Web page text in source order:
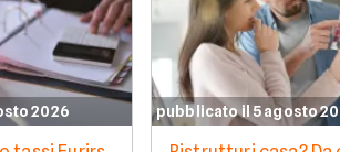
2026 pubblicato il 5 agosto